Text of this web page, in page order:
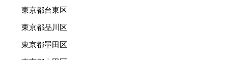
東京都台東区
東京都品川区
東京都墨田区